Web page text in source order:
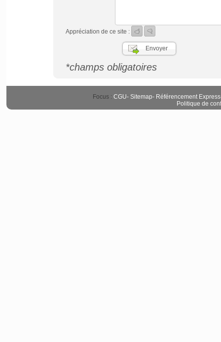
Appréciation de ce site :
*champs obligatoires
Focus : CGU- Sitemap- Référencement Express
Politique de